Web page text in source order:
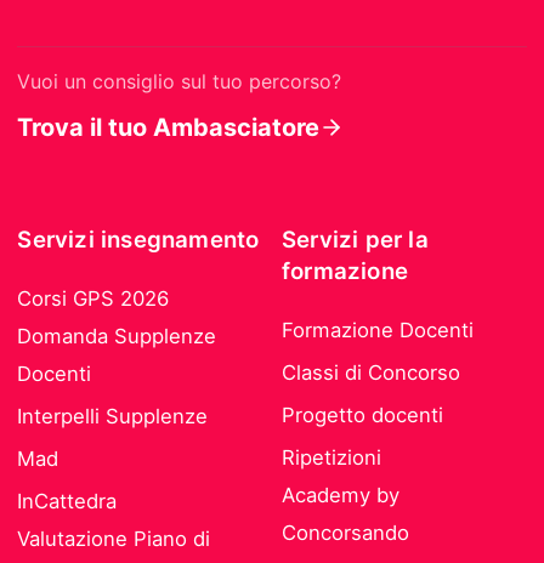
Vuoi un consiglio sul tuo percorso?
Trova il tuo Ambasciatore
Servizi insegnamento
Corsi GPS 2026
Domanda Supplenze
Docenti
Interpelli Supplenze
Mad
InCattedra
Valutazione Piano di
Servizi per la
formazione
Formazione Docenti
Classi di Concorso
Progetto docenti
Ripetizioni
Academy by
Concorsando